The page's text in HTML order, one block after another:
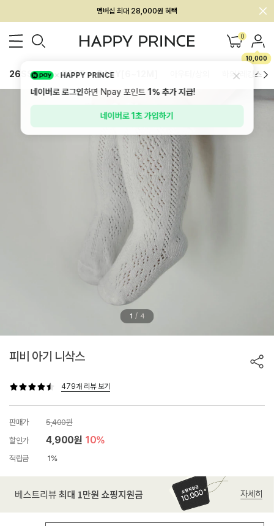
멤버십 최대 28,000원 혜택
0
10,000
26SS 신상 BEST BABY[6~12M] 하의/레깅스
1 / 4
피비 아기 니삭스
479개 리뷰 보기
판매가
5,400원
할인가
4,900원 10%
적립금 1%
HAPPY PRINCE
네이버로 로그인하면 Npay 포인트1%추가 지급!
네이버로 1초 가입하기